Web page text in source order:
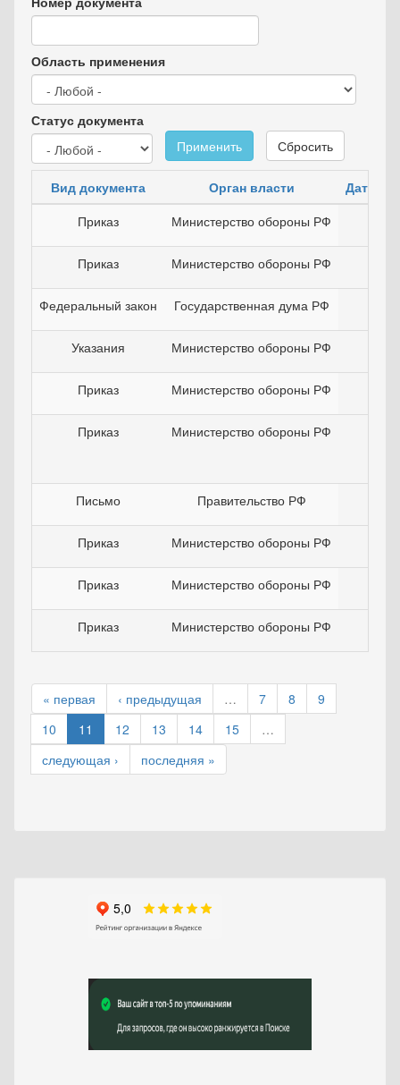
Область применения
Статус документа
Применить
Сбросить
Вид документа Орган власти
Дата
Приказ
Министерство обороны РФ
Приказ Министерство обороны РФ
Федеральный закон Государственная дума РФ
Указания Министерство обороны РФ
Приказ Министерство обороны РФ
Приказ Министерство обороны РФ
Письмо Правительство РФ
Приказ Министерство обороны РФ
Приказ Министерство обороны РФ
Приказ Министерство обороны РФ
« первая ‹ предыдущая … 7 8
9
10
11 12 13 14 15
…
следующая ›
последняя »